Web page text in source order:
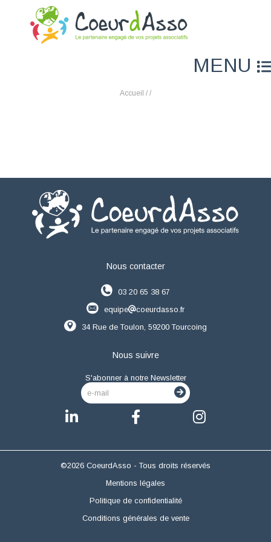
MENU
Accueil / /
Nous contacter
03 20 65 38 67
equipe
coeurdasso.fr
34 Rue de Toulon, 59200 Tourcoing
Nous suivre
S'abonner à notre Newsletter
e-mail
©2026 CoeurdAsso - Tous droits réservés
Mentions légales
Politique de confidentialité
Conditions générales de vente